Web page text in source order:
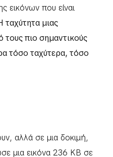
εικόνων που είναι
ταχύτητα μιας
τους πιο σημαντικούς
τόσο ταχύτερα, τόσο
αλλά σε μια δοκιμή,
μια εικόνα 236 KB σε